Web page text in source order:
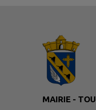
MAIRIE -